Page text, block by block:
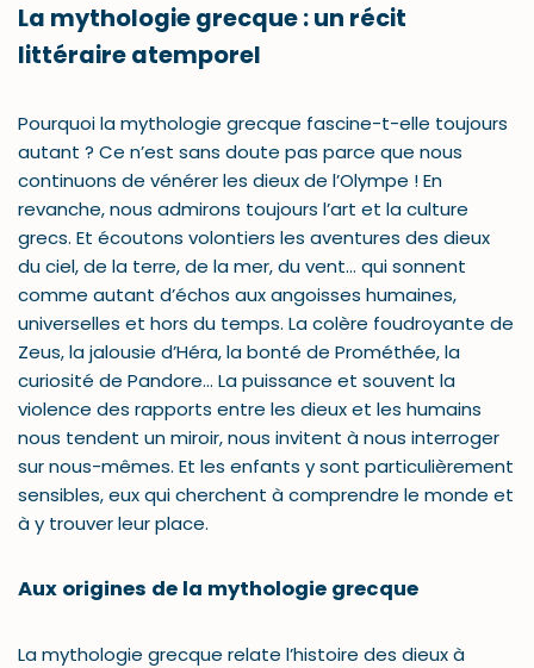
La mythologie grecque : un récit
littéraire atemporel
Pourquoi la mythologie grecque fascine-t-elle toujours
autant ? Ce n’est sans doute pas parce que nous
continuons de vénérer les dieux de l’Olympe ! En
revanche, nous admirons toujours l’art et la culture
grecs. Et écoutons volontiers les aventures des dieux
du ciel, de la terre, de la mer, du vent… qui sonnent
comme autant d’échos aux angoisses humaines,
universelles et hors du temps. La colère foudroyante de
Zeus, la jalousie d’Héra, la bonté de Prométhée, la
curiosité de Pandore… La puissance et souvent la
violence des rapports entre les dieux et les humains
nous tendent un miroir, nous invitent à nous interroger
sur nous-mêmes. Et les enfants y sont particulièrement
sensibles, eux qui cherchent à comprendre le monde et
à y trouver leur place.
Aux origines de la mythologie grecque
La mythologie grecque relate l’histoire des dieux à